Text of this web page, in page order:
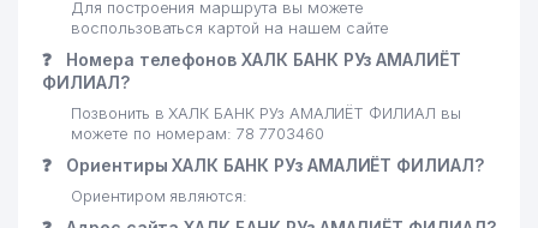
Для построения маршрута вы можете
воспользоваться картой на нашем сайте
❓
Номера телефонов ХАЛК БАНК РУз АМАЛИЁТ
ФИЛИАЛ?
Позвонить в ХАЛК БАНК РУз АМАЛИЁТ ФИЛИАЛ вы
можете по номерам: 78 7703460
❓ Ориентиры ХАЛК БАНК РУз АМАЛИЁТ ФИЛИАЛ?
Ориентиром являются: